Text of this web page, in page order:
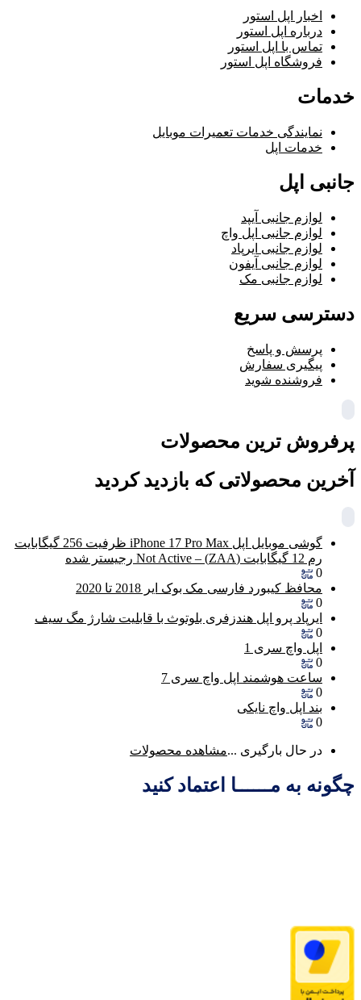
اخبار اپل استور
درباره اپل استور
تماس با اپل استور
فروشگاه اپل استور
خدمات
نمایندگی خدمات تعمیرات موبایل
خدمات اپل
جانبی اپل
لوازم جانبی آیپد
لوازم جانبی اپل واچ
لوازم جانبی ایرپاد
لوازم جانبی آیفون
لوازم جانبی مک
دسترسی سریع
پرسش و پاسخ
پیگیری سفارش
فروشنده شوید
پرفروش ترین محصولات
آخرین محصولاتی که بازدید کردید
گوشی موبایل اپل iPhone 17 Pro Max ظرفیت 256 گیگابایت
رم 12 گیگابایت (ZAA) – Not Active رجیستر شده
0
محافظ کیبورد فارسی مک بوک ایر 2018 تا 2020
0
ایرپاد پرو اپل هندزفری بلوتوث با قابلیت شارژ مگ سیف
0
اپل واچ سری 1
0
ساعت هوشمند اپل واچ سری 7
0
بند اپل واچ نایکی
0
در حال بارگیری ...مشاهده محصولات
چگونه به مــــــا اعتماد کنید